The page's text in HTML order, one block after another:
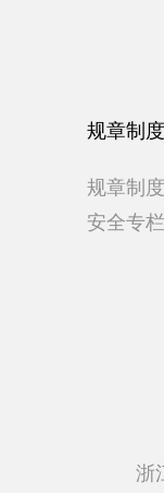
规章制度
规章制度
安全专栏
浙